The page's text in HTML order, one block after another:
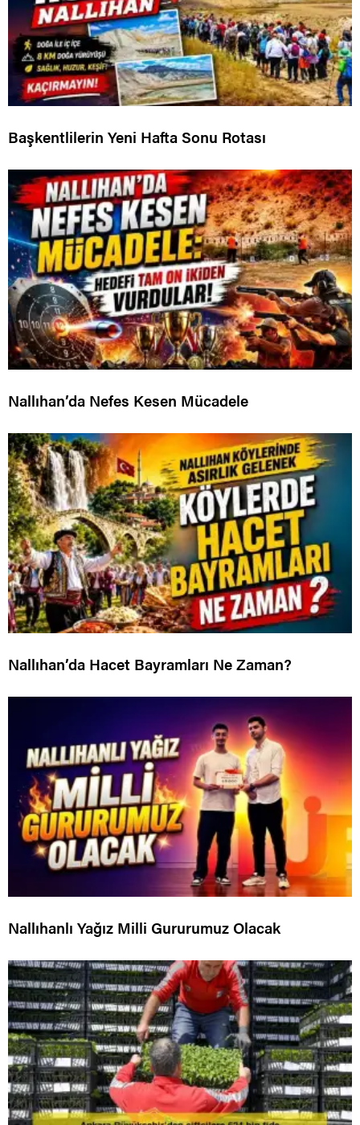
Başkentlilerin Yeni Hafta Sonu Rotası
Nallıhan’da Nefes Kesen Mücadele
Nallıhan’da Hacet Bayramları Ne Zaman?
Nallıhanlı Yağız Milli Gururumuz Olacak